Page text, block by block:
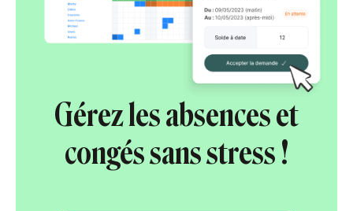
Gérez les absences et
congés sans stress !